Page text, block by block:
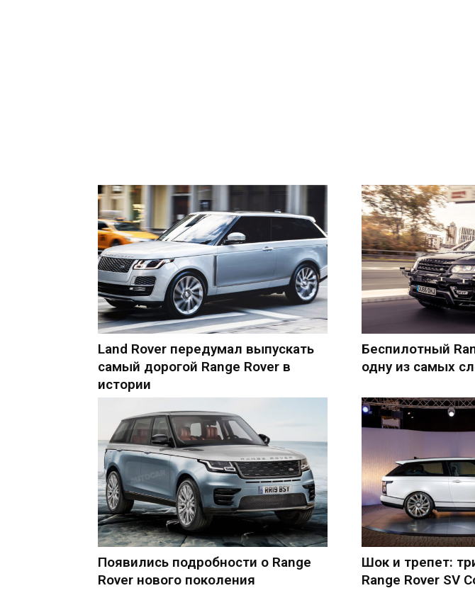
Land Rover передумал выпускать
самый дорогой Range Rover в
истории
Беспилотный
одну из самых
Появились подробности о Range
Rover нового поколения
Шок и трепет:
Range Rover SV